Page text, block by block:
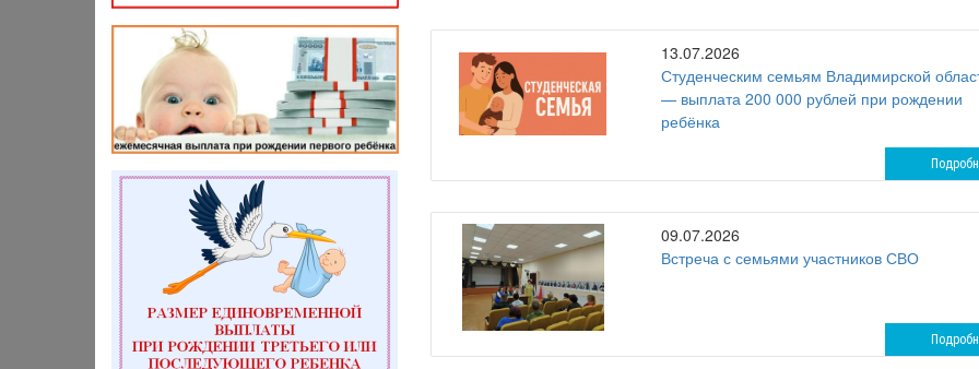
13.07.2026
Студенческим семьям Владимирской
— выплата 200 000 рублей при рождении
ребёнка
09.07.2026
Встреча с семьями участников СВО